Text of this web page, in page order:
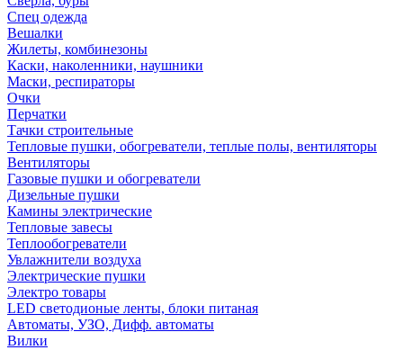
Спец одежда
Вешалки
Жилеты, комбинезоны
Каски, наколенники, наушники
Маски, респираторы
Очки
Перчатки
Тачки строительные
Тепловые пушки, обогреватели, теплые полы, вентиляторы
Вентиляторы
Газовые пушки и обогреватели
Дизельные пушки
Камины электрические
Тепловые завесы
Теплообогреватели
Увлажнители воздуха
Электрические пушки
Электро товары
LED светодионые ленты, блоки питаная
Автоматы, УЗО, Дифф. автоматы
Вилки